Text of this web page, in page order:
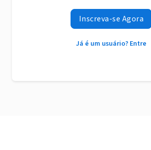
Inscreva-se Agora
Já é um usuário? Entre